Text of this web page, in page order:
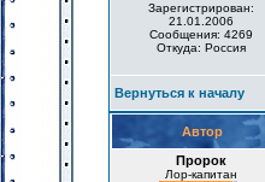
Зарегистрирован:
21.01.2006
Сообщения: 4269
Откуда: Россия
Вернуться к началу
Автор
Пророк
Лор-капитан